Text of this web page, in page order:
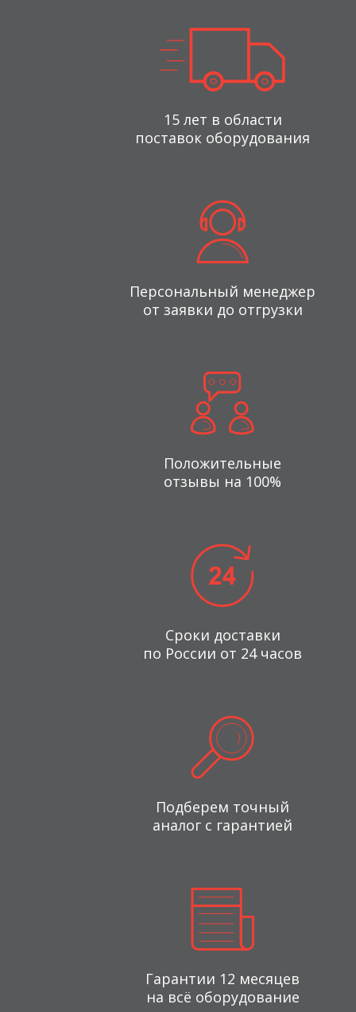
15 лет в области
поставок оборудования
Персональный менеджер
от заявки до отгрузки
Положительные
отзывы на 100%
Сроки доставки
по России от 24 часов
Подберем точный
аналог с гарантией
Гарантии 12 месяцев
на всё оборудование